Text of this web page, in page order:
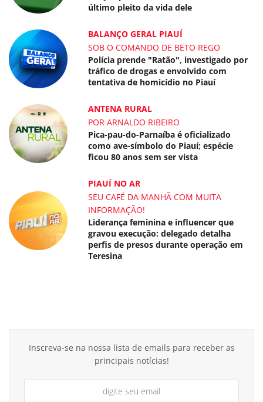
último pleito da vida dele
BALANÇO GERAL PIAUÍ
SOB O COMANDO DE BETO REGO
Polícia prende "Ratão", investigado por
tráfico de drogas e envolvido com
tentativa de homicídio no Piauí
ANTENA RURAL
POR ARNALDO RIBEIRO
Pica-pau-do-Parnaíba é oficializado
como ave-símbolo do Piauí; espécie
ficou 80 anos sem ser vista
PIAUÍ NO AR
SEU CAFÉ DA MANHÃ COM MUITA
INFORMAÇÃO!
Liderança feminina e influencer que
gravou execução: delegado detalha
perfis de presos durante operação em
Teresina
Inscreva-se na nossa lista de emails para receber as
principais notícias!